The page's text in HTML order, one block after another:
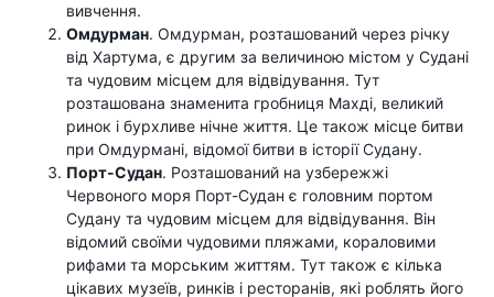
вивчення.
Омдурман. Омдурман, розташований через річку
від Хартума, є другим за величиною містом у Судані
та чудовим місцем для відвідування. Тут
розташована знаменита гробниця Махді, великий
ринок і бурхливе нічне життя. Це також місце битви
при Омдурмані, відомої битви в історії Судану.
Порт-Судан. Розташований на узбережжі
Червоного моря Порт-Судан є головним портом
Судану та чудовим місцем для відвідування. Він
відомий своїми чудовими пляжами, кораловими
рифами та морським життям. Тут також є кілька
цікавих музеїв, ринків і ресторанів, які роблять його